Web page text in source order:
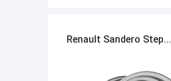
Renault Sandero Step...